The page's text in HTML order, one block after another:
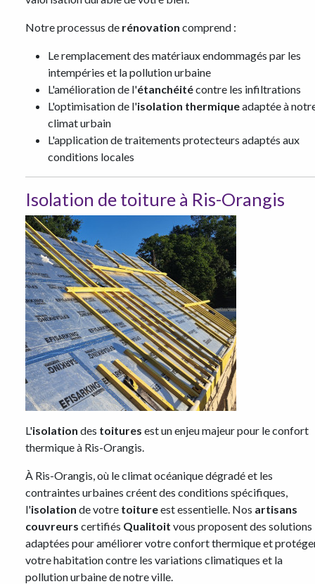
Notre processus de rénovation comprend :
Le remplacement des matériaux endommagés par les
intempéries et la pollution urbaine
L'amélioration de l'étanchéitécontre les infiltrations
L'optimisation de l'isolation thermiqueadaptée à
climat urbain
L'application de traitements protecteurs adaptés aux
conditions locales
Isolation de toiture à Ris-Orangis
L'isolation des toitures est un enjeu majeur pour le confort
thermique à Ris-Orangis.
À Ris-Orangis, où le climat océanique dégradé et les
contraintes urbaines créent des conditions spécifiques,
l'isolation de votre toitureest essentielle. Nos artisans
couvreurs certifiés Qualitoit vous proposent des solutions
adaptées pour améliorer votre confort thermique et
votre habitation contre les variations climatiques et la
pollution urbaine de notre ville.